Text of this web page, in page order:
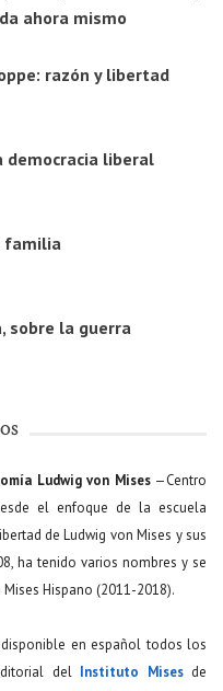
ahora mismo
razón y libertad
democracia liberal
familia
sobre la guerra
Ludwig von Mises—Centro
el enfoque de la escuela
de Ludwig von Mises y sus
ha tenido varios nombres y se
Hispano (2011-2018).
en español todos los
del Instituto Misesde